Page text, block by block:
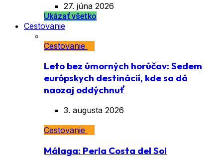
27. júna 2026
Ukázať všetko
Cestovanie
Cestovanie
Leto bez úmorných horúčav: Sedem
európskych destinácií, kde sa dá
naozaj oddýchnuť
3. augusta 2026
Cestovanie
Málaga: Perla Costa del Sol